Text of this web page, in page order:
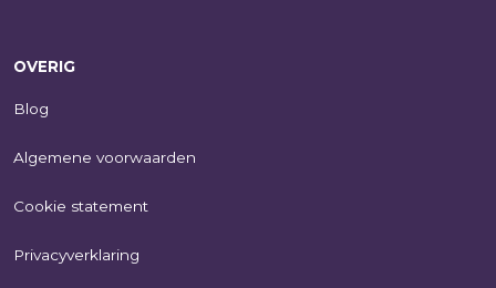
OVERIG
Blog
Algemene voorwaarden
Cookie statement
Privacyverklaring